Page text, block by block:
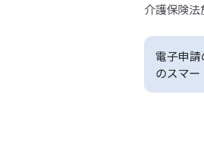
介護保険
電子申
のスマー